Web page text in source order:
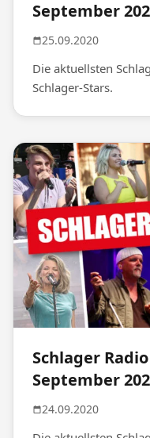
September
25.09.2020
Die aktuellsten
Schlager-Stars.
Schlager
September
24.09.2020